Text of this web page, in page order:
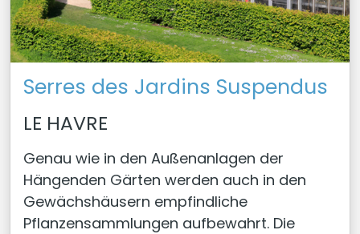
Serres des Jardins Suspendus
LE HAVRE
Genau wie in den Außenanlagen der
Hängenden Gärten werden auch in den
Gewächshäusern empfindliche
Pflanzensammlungen aufbewahrt. Die